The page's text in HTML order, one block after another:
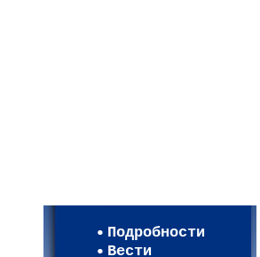
Подробности
Вести